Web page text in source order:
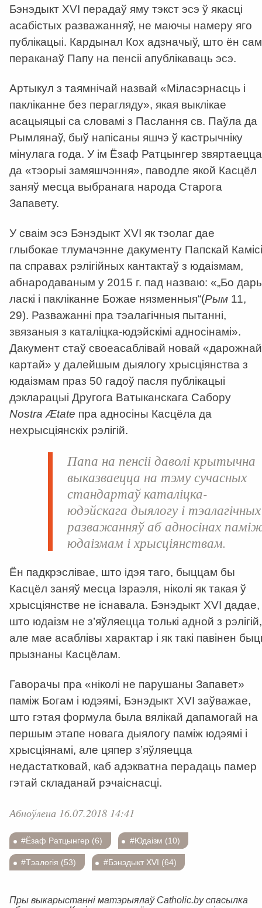
Бэнэдыкт XVI перадаў яму тэкст эсэ ў якасці
асабістых разважанняў, не маючы намеру яго
публікацыі. Кардынал Кох адзначыў, што ён сам
пераканаў Папу на пенсіі апублікаваць эсэ.
Артыкул з таямнічай назвай «Міласэрнасць і
пакліканне без перагляду», якая выклікае
асацыяцыі са словамі з Паслання св. Паўла да
Рымлянаў, быў напісаны яшчэ ў кастрычніку
мінулага года. У ім Ёзаф Ратцынгер звяртаецца
да «тэорыі замяшчэння», паводле якой Касцёл
заняў месца выбранага народа Старога
Запавету.
У сваім эсэ Бэнэдыкт XVI як тэолаг дае
глыбокае тлумачэнне дакументу Папскай
па справах рэлігійных кантактаў з юдаізмам,
абнародаваным у 2015 г. пад назваю: «„Бо
ласкі і пакліканне Божае нязменныя“(Рым 11,
29). Разважанні пра тэалагічныя пытанні,
звязаныя з каталіцка-юдэйскімі адносінамі».
Дакумент стаў своеасаблівай новай «дарожнай
картай» у далейшым дыялогу хрысціянства з
юдаізмам праз 50 гадоў пасля публікацыі
дэкларацыі Другога Ватыканскага Сабору
Nostra Ætate пра адносіны Касцёла да
нехрысціянскіх рэлігій.
Папа на пенсіі даволі крытычна
выказваецца на тэму сучасных
стандартаў каталіцка-
юдэйскага дыялогу і тэалагічных
разважанняў аб адносінах
юдаізмам і хрысціянствам.
Ён падкрэслівае, што ідэя таго, быццам бы
Касцёл заняў месца Ізраэля, ніколі як такая ў
хрысціянстве не існавала. Бэнэдыкт XVI дадае,
што юдаізм не з’яўляецца толькі адной з рэлігій,
але мае асаблівы характар і як такі павінен
прызнаны Касцёлам.
Гаворачы пра «ніколі не парушаны Запавет»
паміж Богам і юдэямі, Бэнэдыкт XVI заўважае,
што гэтая формула была вялікай дапамогай на
першым этапе новага дыялогу паміж юдэямі і
хрысціянамі, але цяпер з’яўляецца
недастатковай, каб адэкватна перадаць памер
гэтай складанай рэчаіснасці.
Абноўлена 16.07.2018 14:41
#Ёзаф Ратцынгер (6) #Юдаізм (10)
#Тэалогія (53) #Бэнэдыкт XVI (64)
Пры выкарыстанні матэрыялаў Catholic.by спасылка